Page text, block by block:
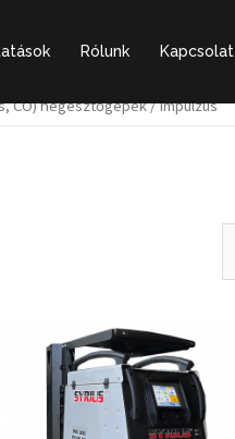
Rólunk Kapcsolat
CO) hegesztőgépek/ Impulzus